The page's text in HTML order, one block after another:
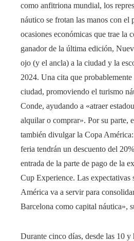
como anfitriona mundial, los
náutico se frotan las manos con el
ocasiones económicas que trae la
ganador de la última edición,
ojo (y el ancla) a la ciudad y la
2024. Una cita que
ciudad, promoviendo el turismo
Conde, ayudando a «atraer
alquilar o comprar». Por su parte,
también divulgar la Copa
feria tendrán un descuento del
entrada de la parte de pago de la
Cup Experience. Las expectativas
América va a servir para
Barcelona como capital náutica»,
Durante cinco días, desde las 10 y